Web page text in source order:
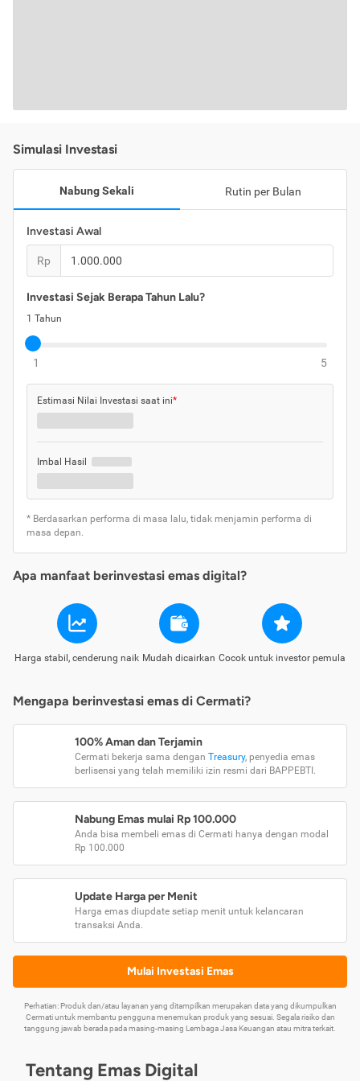
Simulasi Investasi
Nabung Sekali Rutin per Bulan
Investasi Awal
Rp
Investasi Sejak Berapa Tahun Lalu?
1 Tahun
1 5
Estimasi Nilai Investasi saat ini*
Imbal Hasil
* Berdasarkan performa di masa lalu, tidak menjamin performa di
masa depan.
Apa manfaat berinvestasi emas digital?
Harga stabil, cenderung naik Mudah dicairkan Cocok untuk investor pemula
Mengapa berinvestasi emas di Cermati?
100% Aman dan Terjamin
Cermati bekerja sama dengan Treasury, penyedia emas
berlisensi yang telah memiliki izin resmi dari BAPPEBTI.
Nabung Emas mulai Rp 100.000
Anda bisa membeli emas di Cermati hanya dengan modal
Rp 100.000
Update Harga per Menit
Harga emas diupdate setiap menit untuk kelancaran
transaksi Anda.
Mulai Investasi Emas
Perhatian: Produk dan/atau layanan yang ditampilkan merupakan data yang dikumpulkan
Cermati untuk membantu pengguna menemukan produk yang sesuai. Segala risiko dan
tanggung jawab berada pada masing-masing Lembaga Jasa Keuangan atau mitra terkait.
Tentang Emas Digital